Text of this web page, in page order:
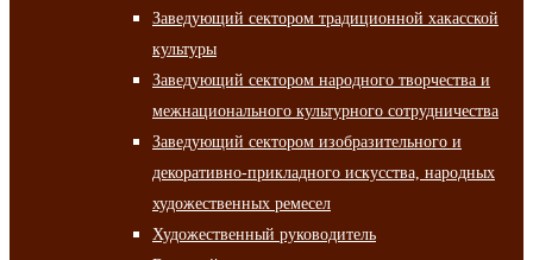
Заведующий сектором традиционной хакасской
культуры
Заведующий сектором народного творчества и
межнационального культурного сотрудничества
Заведующий сектором изобразительного и
декоративно-прикладного искусства, народных
художественных ремесел
Художественный руководитель